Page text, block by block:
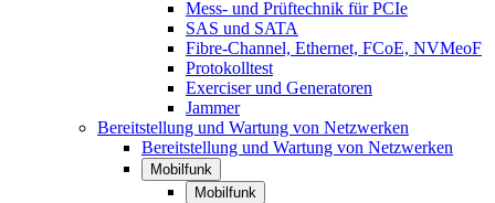
Mess- und Prüftechnik für PCIe
SAS und SATA
Fibre-Channel, Ethernet, FCoE, NVMeoF
Protokolltest
Exerciser und Generatoren
Jammer
Bereitstellung und Wartung von Netzwerken
Bereitstellung und Wartung von Netzwerken
Mobilfunk
Mobilfunk